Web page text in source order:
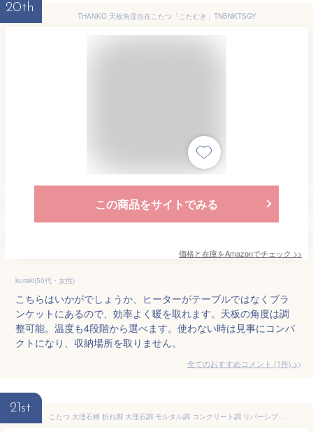
20th
THANKO 天板角度自在こたつ「こたむき」TNBNKTSGY
この商品をサイトでみる
価格と在庫をAmazonでチェック >>
kuraki(50代・女性)
こちらはいかがでしょうか、ヒーターがテーブルではなくブラ
ンケットにあるので、効率よく暖を取れます。天板の角度は調
整可能。温度も4段階から選べます。使わない時は見事にコンパ
クトになり、収納場所を取りません。
全てのおすすめコメント (1件) >
21st
こたつ 大理石柄 折れ脚 大理石調 モルタル調 コンクリート調 リバーシブル 70×70cm 折りたたみこたつ コンパクト 折れ脚こたつ 天板リバーシブル 石英管ヒーター マーブルホワイト/ホワイト/ナチュラル/ウォールナット TBL500304